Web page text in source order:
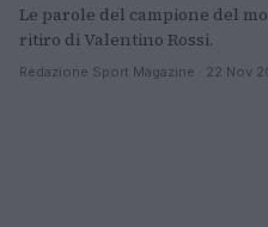
Le parole del campione del
ritiro di Valentino Rossi.
Redazione Sport Magazine · 22 Nov